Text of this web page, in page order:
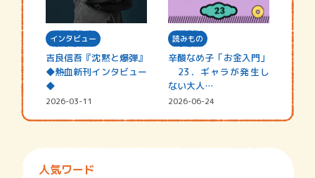
インタビュー
吉良信吾『沈黙と爆弾』
◆熱血新刊インタビュー
◆
2026-03-11
読みもの
辛酸なめ子「お金入門」
23．ギャラが発生し
ない大人…
2026-06-24
人気ワード